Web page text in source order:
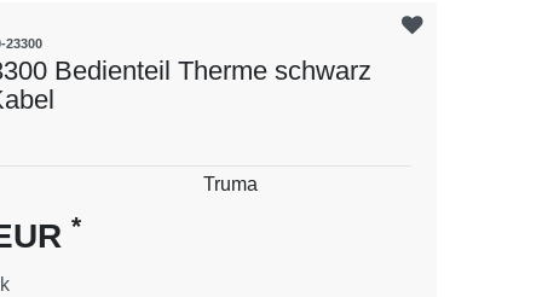
23300
Bedienteil Therme schwarz
Truma
*